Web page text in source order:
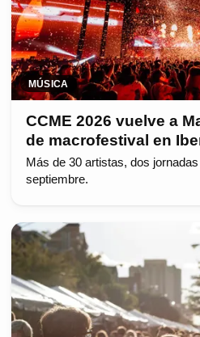
MÚSICA
CCME 2026 vuelve a
de macrofestival en
Más de 30 artistas, dos
septiembre.